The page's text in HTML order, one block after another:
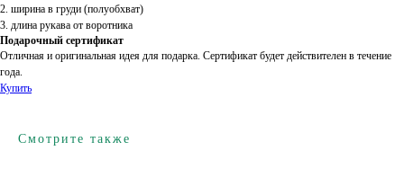
2. ширина в груди (полуобхват)
3. длина рукава от воротника
Подарочный сертификат
Отличная и оригинальная идея для подарка. Сертификат будет действителен в течение
года.
Купить
Смотрите также